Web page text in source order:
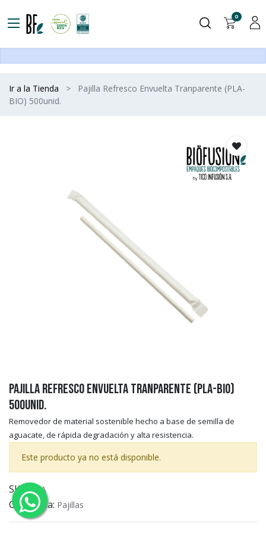
0
Ir a la Tienda
Pajilla Refresco Envuelta Tranparente (PLA-
BIO) 500unid.
Pajilla Refresco Envuelta Tranparente (PLA-BIO)
500unid.
Removedor de material sostenible hecho a base de semilla de
aguacate, de rápida degradación y alta resistencia.
Este producto ya no está disponible.
SKU: N/A
Categoría: Pajillas